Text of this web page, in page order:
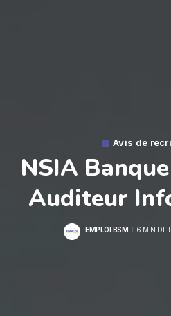
Avis de
NSIA
Auditeur
POSTED
EMPLOI BSM 6 MIN DE